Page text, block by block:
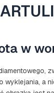
w
wyklejania, a